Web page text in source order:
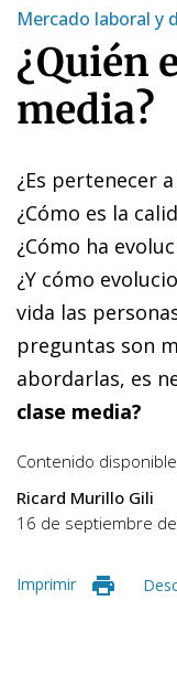
Mercado laboral y
¿Quién
media?
¿Es pertenecer
¿Cómo es la
¿Cómo ha
¿Y cómo
vida las
preguntas son
abordarlas, es
clase media?
Contenido
Ricard Murillo Gili
16 de septiembre
Imprimir